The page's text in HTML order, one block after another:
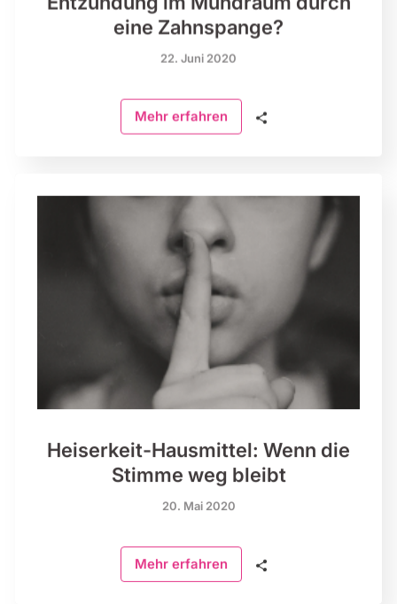
eine Zahnspange?
22. Juni 2020
Mehr erfahren 🗣
Heiserkeit-Hausmittel: Wenn die
Stimme weg bleibt
20. Mai 2020
Mehr erfahren 🗣